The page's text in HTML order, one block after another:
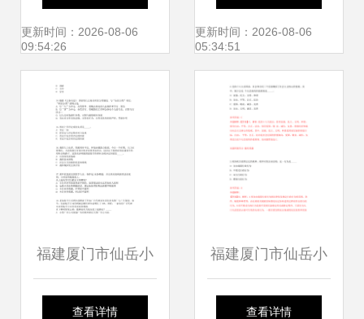
厦门发生工厂聚集
更新时间：2026-08-06
09:54:26
更新时间：2026-08-06
05:34:51
福建厦门市仙岳小
学非编顶岗教师招
查看详情
福建厦门市仙岳小
学非编顶岗教师招
查看详情